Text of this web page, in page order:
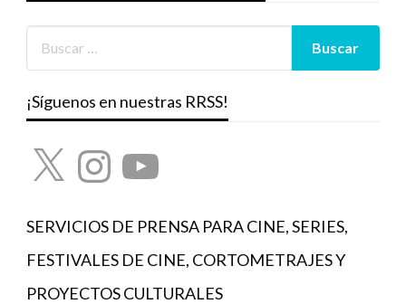
¡Síguenos en nuestras RRSS!
X InstagramYouTube
SERVICIOS DE PRENSA PARA CINE, SERIES,
FESTIVALES DE CINE, CORTOMETRAJES Y
PROYECTOS CULTURALES